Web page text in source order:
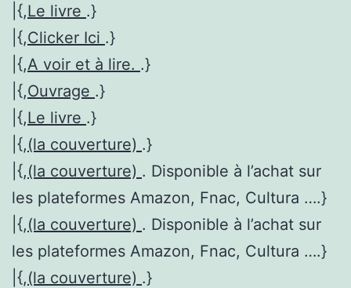
|{,Le livre .}
|{,Clicker Ici .}
|{,A voir et à lire. .}
|{,Ouvrage .}
|{,Le livre .}
|{,(la couverture) .}
|{,(la couverture) . Disponible à l’achat sur
les plateformes Amazon, Fnac, Cultura ….}
|{,(la couverture) . Disponible à l’achat sur
les plateformes Amazon, Fnac, Cultura ….}
|{,(la couverture) .}